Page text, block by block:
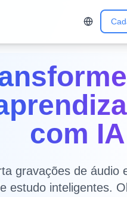
com IA
gravações de áudio
estudo inteligentes.